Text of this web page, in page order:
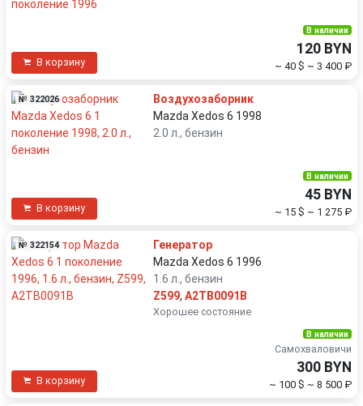
В корзину
В наличии
120 BYN
~ 40 $ ~ 3 400 ₽
№ 322026
Воздухозаборник
Mazda Xedos 6 1998
2.0 л., бензин
В корзину
В наличии
45 BYN
~ 15 $ ~ 1 275 ₽
№ 322154
Генератор
Mazda Xedos 6 1996
1.6 л., бензин
Z599, A2TB0091B
Хорошее состояние
В корзину
В наличии
Самохваловичи
300 BYN
~ 100 $ ~ 8 500 ₽